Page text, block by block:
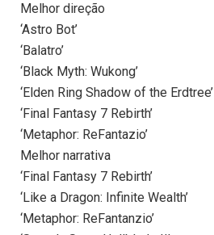
Melhor direção
‘Astro Bot’
‘Balatro’
‘Black Myth: Wukong’
‘Elden Ring Shadow of the Erdtree’
‘Final Fantasy 7 Rebirth’
‘Metaphor: ReFantazio’
Melhor narrativa
‘Final Fantasy 7 Rebirth’
‘Like a Dragon: Infinite Wealth’
‘Metaphor: ReFantanzio’